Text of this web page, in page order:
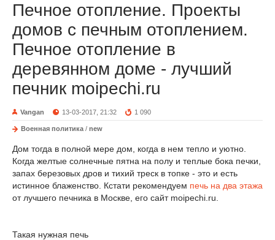
Печное отопление. Проекты
домов с печным отоплением.
Печное отопление в
деревянном доме - лучший
печник moipechi.ru
Vangan 13-03-2017, 21:32 1 090
Военная политика / new
Дом тогда в полной мере дом, когда в нем тепло и уютно.
Когда желтые солнечные пятна на полу и теплые бока печки,
запах березовых дров и тихий треск в топке - это и есть
истинное блаженство. Кстати рекомендуем печь на два этажа
от лучшего печника в Москве, его сайт moipechi.ru.
Такая нужная печь